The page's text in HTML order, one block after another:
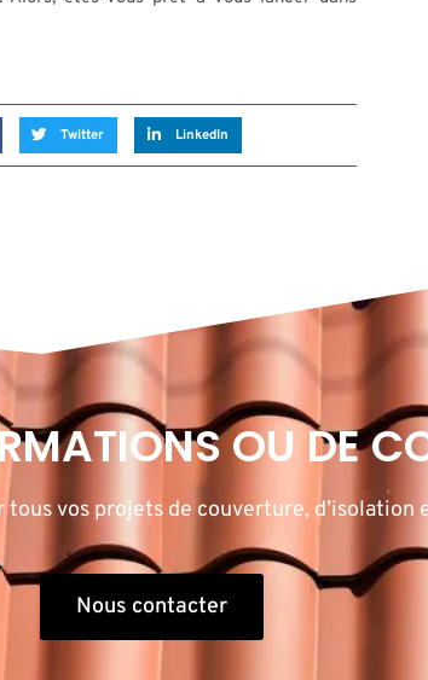
Twitter LinkedIn
OU DE
vos projets de couverture, d’isolation
Nous contacter